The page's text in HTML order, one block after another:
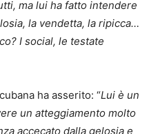
ma lui ha fatto intendere
la vendetta, la ripicca…
I social, le testate
ha asserito: “Lui è un
un atteggiamento molto
accecato dalla gelosia e